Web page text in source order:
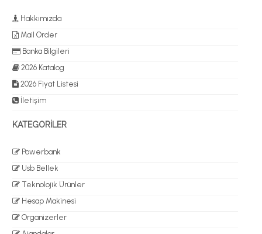
Hakkımızda
Mail Order
Banka Bilgileri
2026 Katalog
2026 Fiyat Listesi
İletişim
KATEGORİLER
Powerbank
Usb Bellek
Teknolojik Ürünler
Hesap Makinesi
Organizerler